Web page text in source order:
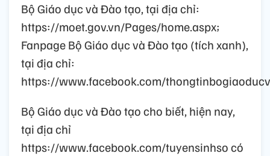
Bộ Giáo dục và Đào tạo, tại địa chỉ:
https://moet.gov.vn/Pages/home.aspx;
Fanpage Bộ Giáo dục và Đào tạo (tích xanh),
tại địa chỉ:
https://www.facebook.com/
Bộ Giáo dục và Đào tạo cho biết, hiện nay,
tại địa chỉ
https://www.facebook.com/tuyensinhso có